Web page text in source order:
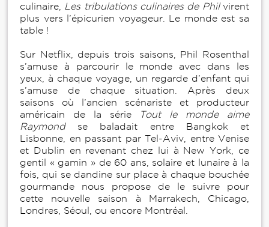
culinaire, Les tribulations culinaires de Philvirent
plus vers l’épicurien voyageur. Le monde est sa
table !
Sur Netflix, depuis trois saisons, Phil Rosenthal
s’amuse à parcourir le monde avec dans les
yeux, à chaque voyage, un regarde d’enfant qui
s’amuse de chaque situation. Après deux
saisons où l’ancien scénariste et producteur
américain de la série
Tout le monde aime
Raymondse baladait entre Bangkok et
Lisbonne, en passant par Tel-Aviv, entre Venise
et Dublin en revenant chez lui à New York, ce
gentil « gamin » de 60 ans, solaire et lunaire à la
fois, qui se dandine sur place à chaque bouchée
gourmande nous propose de le suivre pour
cette nouvelle saison à Marrakech, Chicago,
Londres, Séoul, ou encore Montréal.